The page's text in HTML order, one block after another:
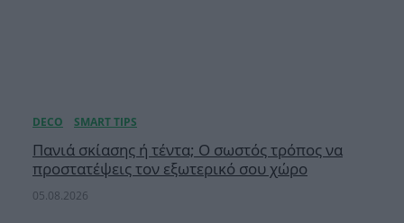
Πανιά σκίασης ή τέντα; Ο σωστός τρόπος να
προστατέψεις τον εξωτερικό σου χώρο
05.08.2026